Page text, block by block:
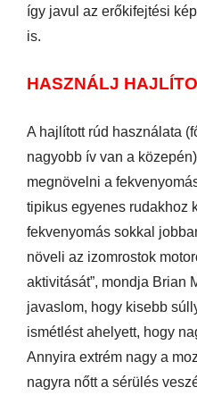
így javul az erőkifejtési
is.
HASZNÁLJ
A hajlított rúd használata
nagyobb ív van a
megnövelni a
tipikus egyenes rudakhoz
fekvenyomás sokkal
növeli az izomrostok
aktivitását”, mondja Brian
javaslom, hogy kisebb
ismétlést ahelyett, hogy
Annyira extrém nagy a
nagyra nőtt a sérülés